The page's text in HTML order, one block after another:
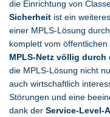
die Einrichtung von
Sicherheit ist ein
einer MPLS-Lösung
komplett vom
MPLS-Netz völlig durch
die MPLS-Lösung nicht
auch wirtschaftlich
Störungen und eine
dank der Service-Level-